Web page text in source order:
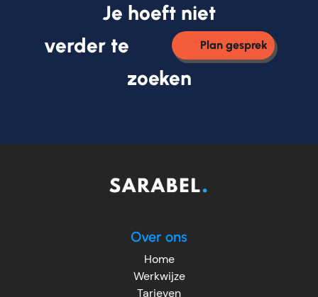
Je hoeft niet
verder te
Plan gesprek
zoeken
Over ons
Home
Werkwijze
Tarieven